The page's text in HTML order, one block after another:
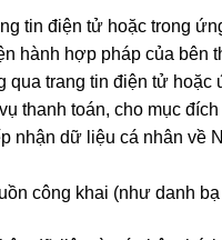
tin điện tử hoặc trong
hành hợp pháp của bên
trang tin điện tử
thanh toán, cho mục đích
nhận dữ liệu cá nhân về
công khai (như danh